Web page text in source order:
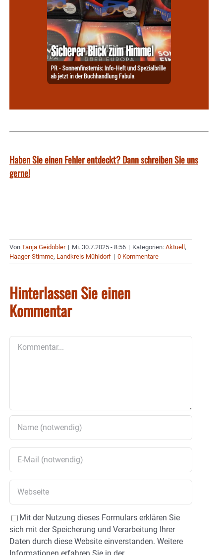
Haben Sie einen Fehler entdeckt? Dann schreiben Sie uns
gerne!
Von Tanja Geidobler | Mi. 30.7.2025 - 8:56 | Kategorien: Aktuell ,
Haager-Stimme, Landkreis Mühldorf | 0 Kommentare
Hinterlassen Sie einen
Kommentar
Mit der Nutzung dieses Formulars erklären Sie
sich mit der Speicherung und Verarbeitung Ihrer
Daten durch diese Website einverstanden. Weitere